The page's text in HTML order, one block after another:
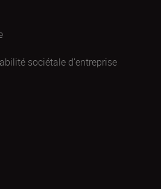
sociétale d’entreprise